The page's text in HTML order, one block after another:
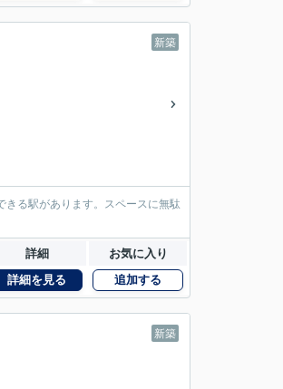
新築
る駅があります。スペースに無駄
詳細 お気に入り
詳細を見る 追加する
新築